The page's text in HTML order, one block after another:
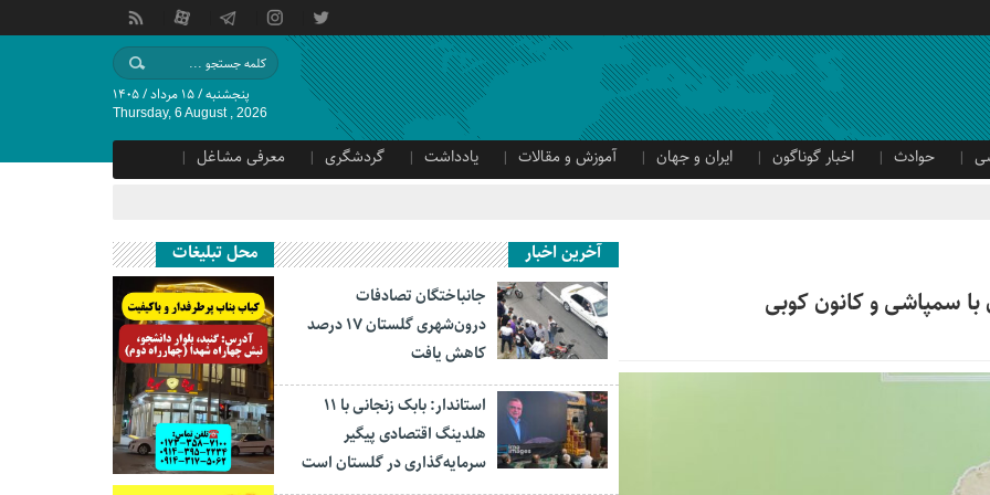
پنجشنبه / ۱۵ مرداد / ۱۴۰۵
Thursday, 6 August , 2026
حوادث اخبار گوناگون ایران و جهان آموزش و مقالات یادداشت گردشگری
معرفی مشاغل
سمپاشی و کانون کوبی
آخرین اخبار
جانباختگان تصادفات
درون‌شهری گلستان ۱۷ درصد
کاهش یافت
استاندار: بابک زنجانی با ۱۱
هلدینگ اقتصادی پیگیر
سرمایه‌گذاری در گلستان است
محل تبلیغات